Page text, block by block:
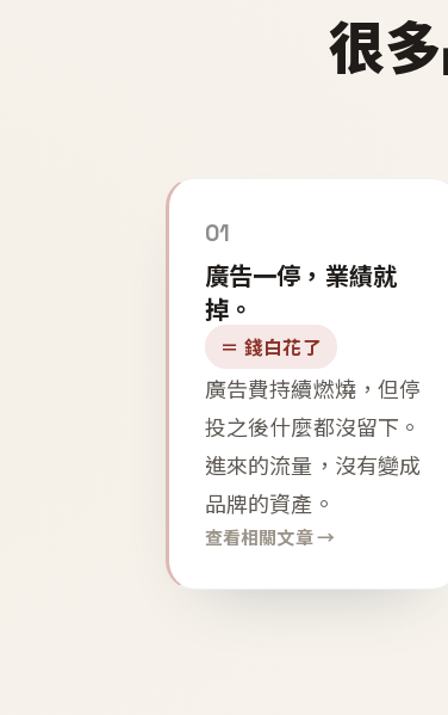
很
01
廣告一停，業績就
掉。
＝ 錢白花了
廣告費持續燃燒，但停
投之後什麼都沒留下。
進來的流量，沒有變成
品牌的資產。
查看相關文章 →